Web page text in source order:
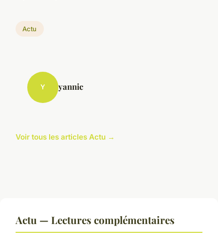
Actu
Y yannic
Voir tous les articles Actu →
Actu — Lectures complémentaires